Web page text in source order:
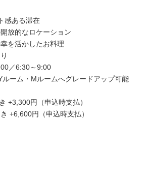
感ある滞在
放的なロケーション
を活かしたお料理
／6:30～9:00
ルーム・Mルームへグレードアップ可能
+3,300円（申込時支払）
+6,600円（申込時支払）